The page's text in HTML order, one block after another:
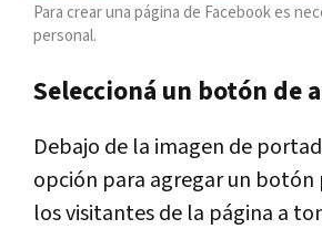
Para crear una página de Facebook es
personal.
Seleccioná un botón de
Debajo de la imagen de
opción para agregar un botón
los visitantes de la página a